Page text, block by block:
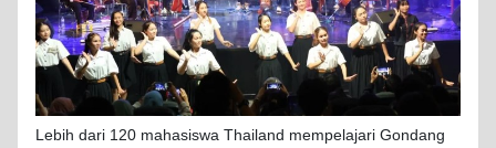
Lebih dari 120 mahasiswa Thailand mempelajari Gondang